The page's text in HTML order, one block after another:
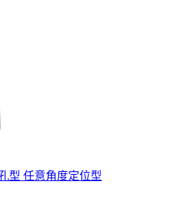
型 任意角度定位型